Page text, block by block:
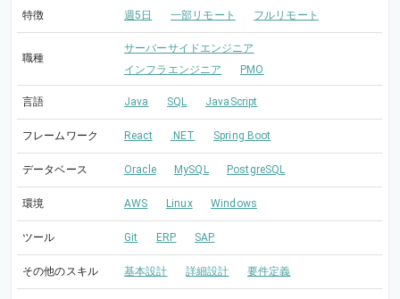
特徴 週5日 一部リモート フルリモート
職種
サーバーサイドエンジニア
インフラエンジニア
PMO
言語 Java SQL JavaScript
フレームワーク React .NET Spring Boot
データベース Oracle MySQL PostgreSQL
環境 AWS Linux Windows
ツール Git ERP SAP
その他のスキル 基本設計 詳細設計 要件定義